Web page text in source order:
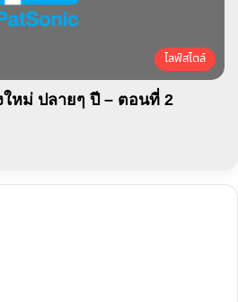
ไลฟ์สไตล์
ใหม่ ปลายๆ ปี – ตอนที่ 2